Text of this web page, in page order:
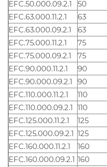
EFC.50.000.09.2.1
50
EFC.63.000.11.2.1
63
EFC.63.000.09.2.1
63
EFC.75.000.11.2.1
75
EFC.75.000.09.2.1
75
EFC.90.000.11.2.1
90
EFC.90.000.09.2.1
90
EFC.110.000.11.2.1
110
EFC.110.000.09.2.1 110
EFC.125.000.11.2.1
125
EFC.125.000.09.2.1 125
EFC.160.000.11.2.1
160
EFC.160.000.09.2.1 160